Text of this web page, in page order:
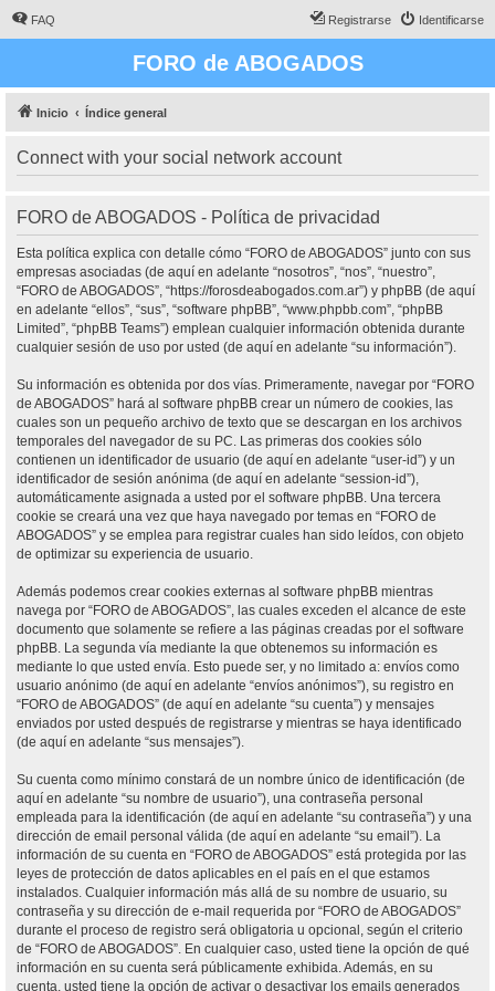
FAQ Identificarse
Registrarse
FORO de ABOGADOS
Inicio Índice general
Connect with your social network account
FORO de ABOGADOS - Política de privacidad
Esta política explica con detalle cómo “FORO de ABOGADOS” junto con sus
empresas asociadas (de aquí en adelante “nosotros”, “nos”, “nuestro”,
“FORO de ABOGADOS”, “https://forosdeabogados.com.ar”) y phpBB (de aquí
en adelante “ellos”, “sus”, “software phpBB”, “www.phpbb.com”, “phpBB
Limited”, “phpBB Teams”) emplean cualquier información obtenida durante
cualquier sesión de uso por usted (de aquí en adelante “su información”).
Su información es obtenida por dos vías. Primeramente, navegar por “FORO
de ABOGADOS” hará al software phpBB crear un número de cookies, las
cuales son un pequeño archivo de texto que se descargan en los archivos
temporales del navegador de su PC. Las primeras dos cookies sólo
contienen un identificador de usuario (de aquí en adelante “user-id”) y un
identificador de sesión anónima (de aquí en adelante “session-id”),
automáticamente asignada a usted por el software phpBB. Una tercera
cookie se creará una vez que haya navegado por temas en “FORO de
ABOGADOS” y se emplea para registrar cuales han sido leídos, con objeto
de optimizar su experiencia de usuario.
Además podemos crear cookies externas al software phpBB mientras
navega por “FORO de ABOGADOS”, las cuales exceden el alcance de este
documento que solamente se refiere a las páginas creadas por el software
phpBB. La segunda vía mediante la que obtenemos su información es
mediante lo que usted envía. Esto puede ser, y no limitado a: envíos como
usuario anónimo (de aquí en adelante “envíos anónimos”), su registro en
“FORO de ABOGADOS” (de aquí en adelante “su cuenta”) y mensajes
enviados por usted después de registrarse y mientras se haya identificado
(de aquí en adelante “sus mensajes”).
Su cuenta como mínimo constará de un nombre único de identificación (de
aquí en adelante “su nombre de usuario”), una contraseña personal
empleada para la identificación (de aquí en adelante “su contraseña”) y una
dirección de email personal válida (de aquí en adelante “su email”). La
información de su cuenta en “FORO de ABOGADOS” está protegida por las
leyes de protección de datos aplicables en el país en el que estamos
instalados. Cualquier información más allá de su nombre de usuario, su
contraseña y su dirección de e-mail requerida por “FORO de ABOGADOS”
durante el proceso de registro será obligatoria u opcional, según el criterio
de “FORO de ABOGADOS”. En cualquier caso, usted tiene la opción de qué
información en su cuenta será públicamente exhibida. Además, en su
cuenta, usted tiene la opción de activar o desactivar los emails generados